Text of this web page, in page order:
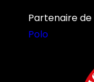
Partenaire de
Polo